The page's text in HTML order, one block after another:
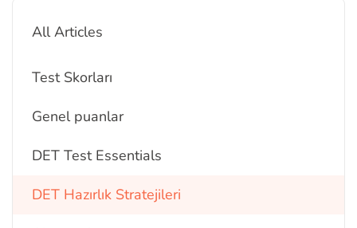
All Articles
Test Skorları
Genel puanlar
DET Test Essentials
DET Hazırlık Stratejileri